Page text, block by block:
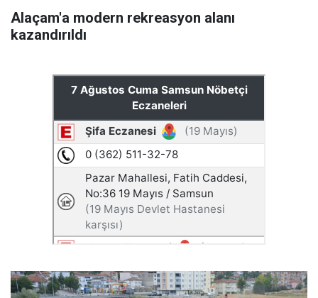
Alaçam'a modern rekreasyon alanı
kazandırıldı